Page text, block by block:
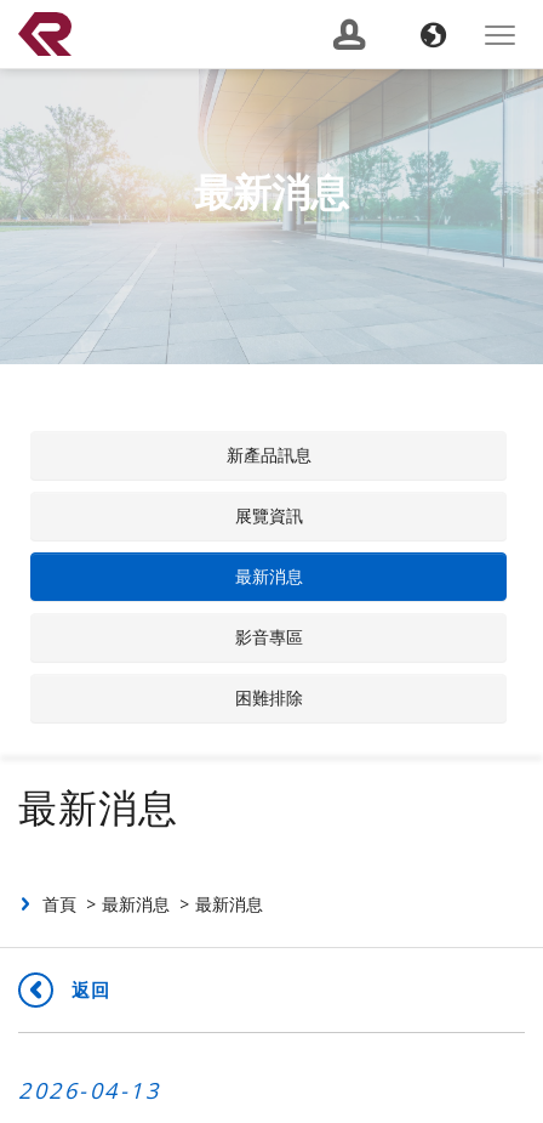
南俊國際股份有限公司 。 REPON SLIDES
Navigation
Toggle
最新消息
產品資訊
CSR
聯絡我們
投資人專區
Language
建議關鍵字： Soft Close Server Slide 200 lbs Push to Open
Heavy
Duty
Lock Out 2 Way
Banner
最新消息
新產品訊息
展覽資訊
最新消息
影音專區
困難排除
最新消息
首頁 最新消息 最新消息
返回
2026-04-13